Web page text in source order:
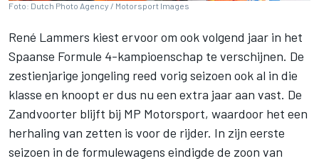
Foto: Dutch Photo Agency / Motorsport Images
René Lammers kiest ervoor om ook volgend jaar in het
Spaanse Formule 4-kampioenschap te verschijnen. De
zestienjarige jongeling reed vorig seizoen ook al in die
klasse en knoopt er dus nu een extra jaar aan vast. De
Zandvoorter blijft bij MP Motorsport, waardoor het een
herhaling van zetten is voor de rijder. In zijn eerste
seizoen in de formulewagens eindigde de zoon van